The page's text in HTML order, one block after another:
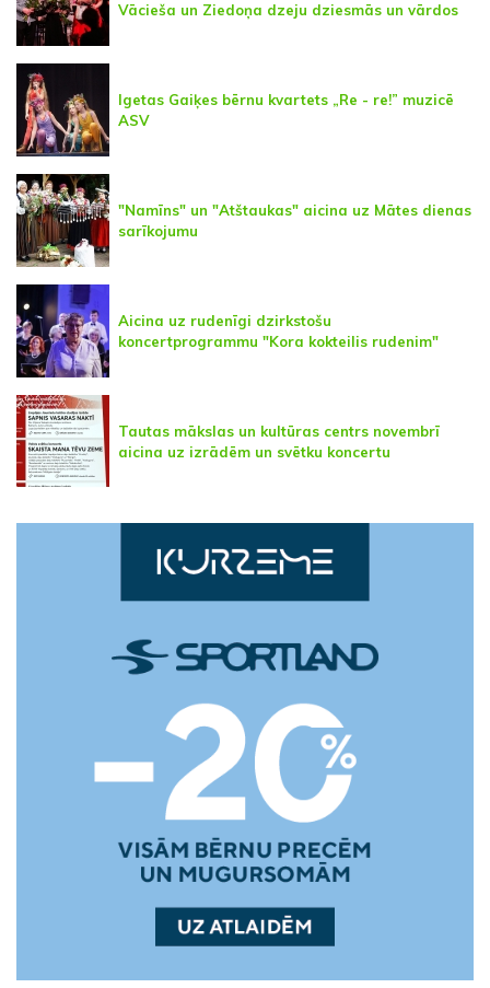
Vācieša un Ziedoņa dzeju dziesmās un vārdos
Igetas Gaiķes bērnu kvartets „Re - re!” muzicē
ASV
"Namīns" un "Atštaukas" aicina uz Mātes dienas
sarīkojumu
Aicina uz rudenīgi dzirkstošu
koncertprogrammu "Kora kokteilis rudenim"
Tautas mākslas un kultūras centrs novembrī
aicina uz izrādēm un svētku koncertu